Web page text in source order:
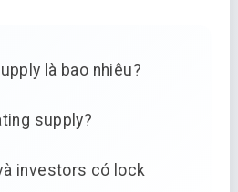
là bao nhiêu?
supply?
investors có lock